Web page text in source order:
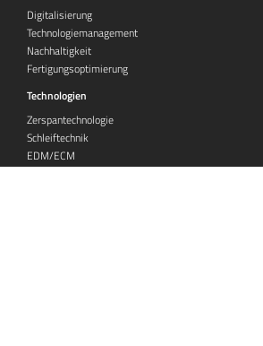
Digitalisierung
Technologiemanagement
Nachhaltigkeit
Fertigungsoptimierung
Technologien
Zerspantechnologie
Schleiftechnik
EDM/ECM